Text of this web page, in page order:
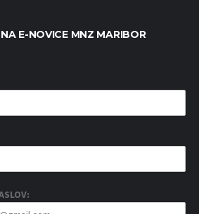
E-NOVICE MNZ MARIBOR